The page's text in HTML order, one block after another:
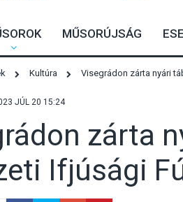
MŰSORÚJSÁG
Kultúra Visegrádon zárta nyári
JÚL 20 15:24
zárta
Ifjúsági